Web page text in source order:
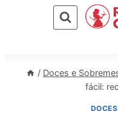
/ Doces e
fácil: